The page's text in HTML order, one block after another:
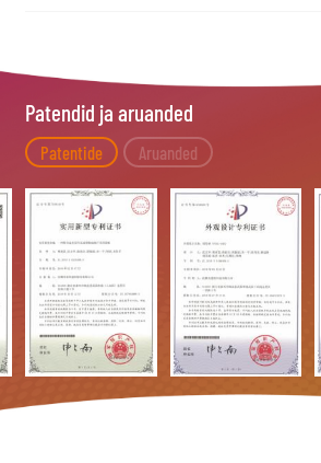
Patendid ja aruanded
Patentide Aruanded